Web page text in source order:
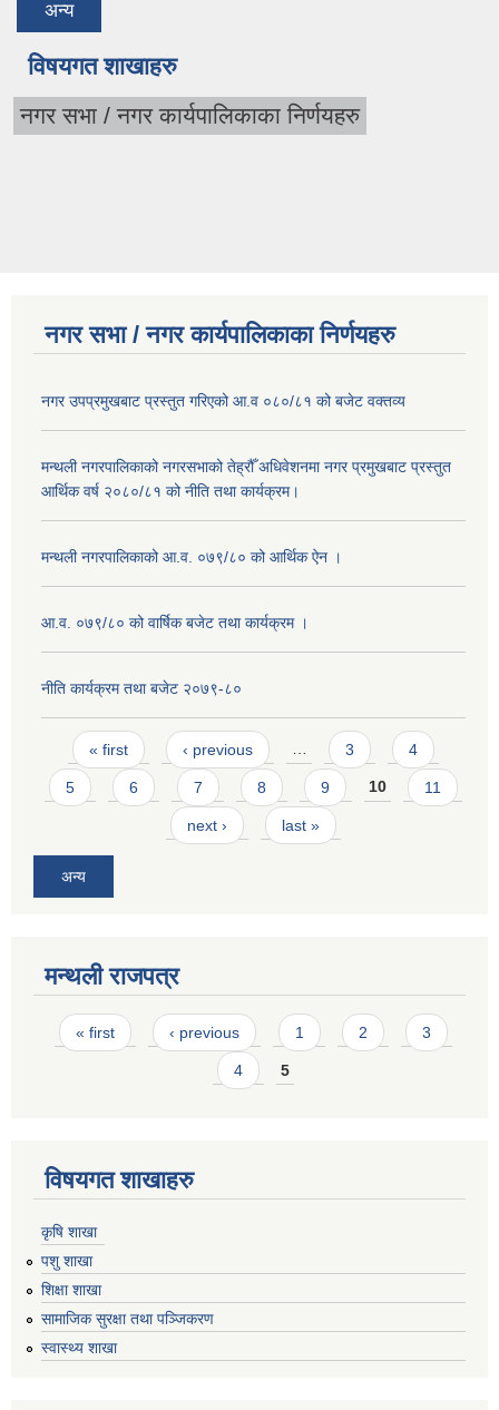
अन्य
विषयगत शाखाहरु
नगर सभा / नगर कार्यपालिकाका निर्णयहरु
नगर सभा / नगर कार्यपालिकाका निर्णयहरु
नगर उपप्रमुखबाट प्रस्तुत गरिएको आ.व ०८०/८१ को बजेट वक्तव्य
मन्थली नगरपालिकाको नगरसभाको तेह्रौँ अधिवेशनमा नगर प्रमुखबाट प्रस्तुत
आर्थिक वर्ष २०८०/८१ को नीति तथा कार्यक्रम।
मन्थली नगरपालिकाको आ.व. ०७९/८० को आर्थिक ऐन ।
आ.व. ०७९/८० को वार्षिक बजेट तथा कार्यक्रम ।
नीति कार्यक्रम तथा बजेट २०७९-८०
Pages
« first ‹ previous … 3 4
5 6 7 8 9 10 11
next › last »
अन्य
मन्थली राजपत्र
Pages
« first ‹ previous 1 2 3
4 5
विषयगत शाखाहरु
कृषि शाखा
पशु शाखा
शिक्षा शाखा
सामाजिक सुरक्षा तथा पञ्जिकरण
स्वास्थ्य शाखा